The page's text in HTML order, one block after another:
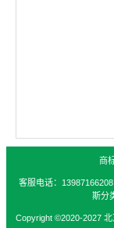
商
客服电话：
斯分
Copyright ©2020-2027